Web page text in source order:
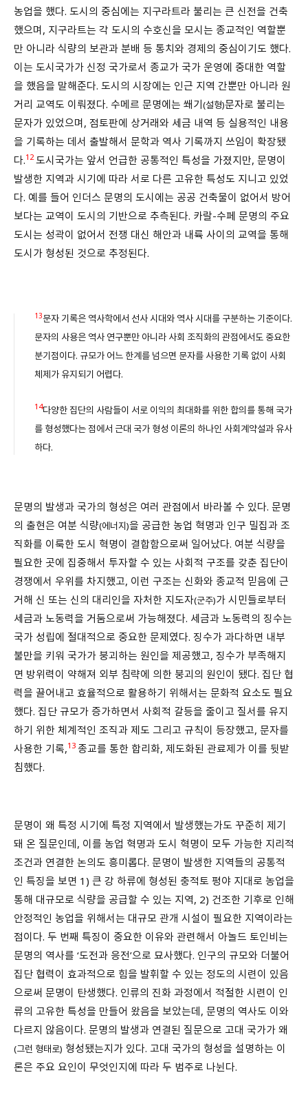
농업을 했다. 도시의 중심에는 지구라트라 불리는 큰 신전을 건축
했으며, 지구라트는 각 도시의 수호신을 모시는 종교적인 역할뿐
만 아니라 식량의 보관과 분배 등 통치와 경제의 중심이기도 했다.
이는 도시국가가 신정 국가로서 종교가 국가 운영에 중대한 역할
을 했음을 말해준다. 도시의 시장에는 인근 지역 간뿐만 아니라 원
거리 교역도 이뤄졌다. 수메르 문명에는 쐐기(설형)문자로 불리는
문자가 있었으며, 점토판에 상거래와 세금 내역 등 실용적인 내용
을 기록하는 데서 출발해서 문학과 역사 기록까지 쓰임이 확장됐
다.12도시국가는 앞서 언급한 공통적인 특성을 가졌지만, 문명이
발생한 지역과 시기에 따라 서로 다른 고유한 특성도 지니고 있었
다. 예를 들어 인더스 문명의 도시에는 공공 건축물이 없어서 방어
보다는 교역이 도시의 기반으로 추측된다. 카랄-수페 문명의 주요
도시는 성곽이 없어서 전쟁 대신 해안과 내륙 사이의 교역을 통해
도시가 형성된 것으로 추정된다.
13문자 기록은 역사학에서 선사 시대와 역사 시대를 구분하는 기준이다.
문자의 사용은 역사 연구뿐만 아니라 사회 조직화의 관점에서도 중요한
분기점이다. 규모가 어느 한계를 넘으면 문자를 사용한 기록 없이 사회
체제가 유지되기 어렵다.
14다양한 집단의 사람들이 서로 이익의 최대화를 위한 합의를 통해 국가
를 형성했다는 점에서 근대 국가 형성 이론의 하나인 사회계약설과 유사
하다.
문명의 발생과 국가의 형성은 여러 관점에서 바라볼 수 있다. 문명
의 출현은 여분 식량(에너지)을 공급한 농업 혁명과 인구 밀집과 조
직화를 이룩한 도시 혁명이 결합함으로써 일어났다. 여분 식량을
필요한 곳에 집중해서 투자할 수 있는 사회적 구조를 갖춘 집단이
경쟁에서 우위를 차지했고, 이런 구조는 신화와 종교적 믿음에 근
거해 신 또는 신의 대리인을 자처한 지도자(군주)가 시민들로부터
세금과 노동력을 거둠으로써 가능해졌다. 세금과 노동력의 징수는
국가 성립에 절대적으로 중요한 문제였다. 징수가 과다하면 내부
불만을 키워 국가가 붕괴하는 원인을 제공했고, 징수가 부족해지
면 방위력이 약해져 외부 침략에 의한 붕괴의 원인이 됐다. 집단 협
력을 끌어내고 효율적으로 활용하기 위해서는 문화적 요소도 필요
했다. 집단 규모가 증가하면서 사회적 갈등을 줄이고 질서를 유지
하기 위한 체계적인 조직과 제도 그리고 규칙이 등장했고, 문자를
사용한 기록,13 종교를 통한 합리화, 제도화된 관료제가 이를 뒷받
침했다.
문명이 왜 특정 시기에 특정 지역에서 발생했는가도 꾸준히 제기
돼 온 질문인데, 이를 농업 혁명과 도시 혁명이 모두 가능한 지리적
조건과 연결한 논의도 흥미롭다. 문명이 발생한 지역들의 공통적
인 특징을 보면 1) 큰 강 하류에 형성된 충적토 평야 지대로 농업을
통해 대규모로 식량을 공급할 수 있는 지역, 2) 건조한 기후로 인해
안정적인 농업을 위해서는 대규모 관개 시설이 필요한 지역이라는
점이다. 두 번째 특징이 중요한 이유와 관련해서 아놀드 토인비는
문명의 역사를 ‘도전과 응전’으로 묘사했다. 인구의 규모와 더불어
집단 협력이 효과적으로 힘을 발휘할 수 있는 정도의 시련이 있음
으로써 문명이 탄생했다. 인류의 진화 과정에서 적절한 시련이 인
류의 고유한 특성을 만들어 왔음을 보았는데, 문명의 역사도 이와
다르지 않음이다. 문명의 발생과 연결된 질문으로 고대 국가가 왜
(그런 형태로) 형성됐는지가 있다. 고대 국가의 형성을 설명하는 이
론은 주요 요인이 무엇인지에 따라 두 범주로 나뉜다.